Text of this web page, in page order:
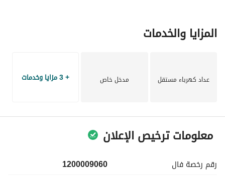
المزايا والخدمات
عداد كهرباء مستقل مدخل خاص + 3 مزايا وخدمات
معلومات ترخيص الإعلان
رقم رخصة فال
1200009060